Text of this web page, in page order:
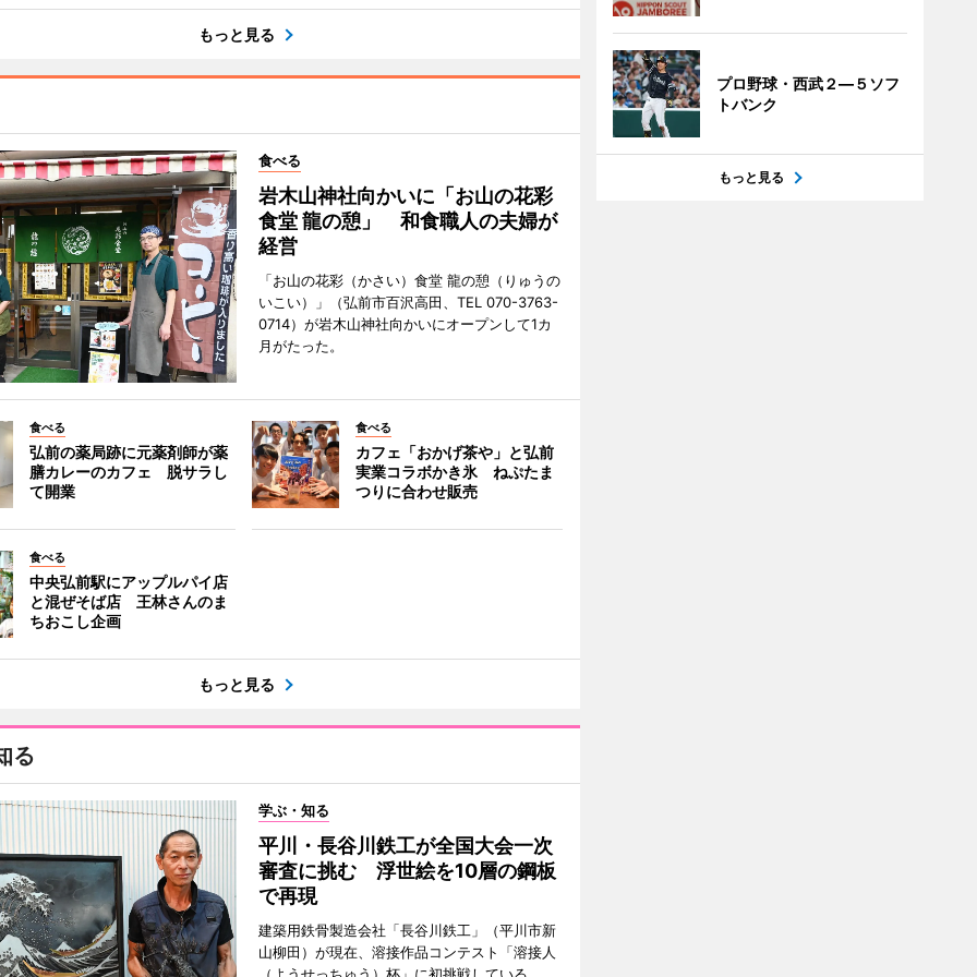
もっと見る
食べる
岩木山神社向かいに「お山の花彩
食堂 龍の憩」 和食職人の夫婦が
経営
「お山の花彩（かさい）食堂 龍の憩（りゅうの
いこい）」（弘前市百沢高田、TEL 070-3763-
0714）が岩木山神社向かいにオープンして1カ
月がたった。
食べる
弘前の薬局跡に元薬剤師が薬
膳カレーのカフェ 脱サラし
て開業
食べる
カフェ「おかげ茶や」と弘前
実業コラボかき氷 ねぷたま
つりに合わせ販売
食べる
中央弘前駅にアップルパイ店
と混ぜそば店 王林さんのま
ちおこし企画
もっと見る
る
学ぶ・知る
平川・長谷川鉄工が全国大会一次
審査に挑む 浮世絵を10層の鋼板
で再現
建築用鉄骨製造会社「長谷川鉄工」（平川市新
山柳田）が現在、溶接作品コンテスト「溶接人
（ようせっちゅう）杯」に初挑戦している。
プロ野球・西武２―５ソフ
トバンク
もっと見る